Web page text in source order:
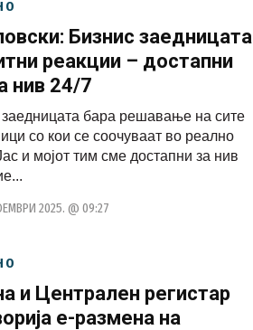
Бизнис заедницата
реакции – достапни
нив 24/7
заедницата бара решавање на сите
со кои се соочуваат во реално
и мојот тим сме достапни за нив
2025. @ 09:27
и Централен регистар
е-размена на